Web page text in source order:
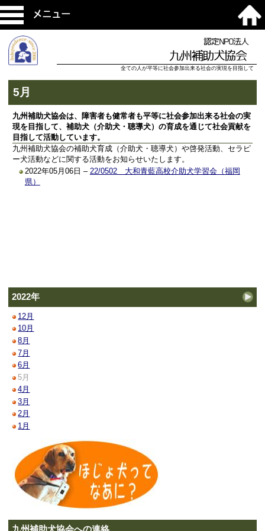
メニュー
認定NPO法人
九州補助犬協会
全ての人が平等に社会参加出来る社会の実現を目指して
5月
九州補助犬協会は、障害者も健常者も平等に社会参加出来る社会の実
現を目指して、補助犬（介助犬・聴導犬）の育成を通じて社会貢献を
目指して活動しています。
九州補助犬協会の補助犬育成（介助犬・聴導犬）や啓発活動、セラピ
ー犬活動などに関する活動をお知らせいたします。
2022年05月06日 – 22/0502 大和青藍高校介助犬学習会（福岡
県）
2022年
12月
10月
8月
7月
6月
5月
4月
3月
2月
1月